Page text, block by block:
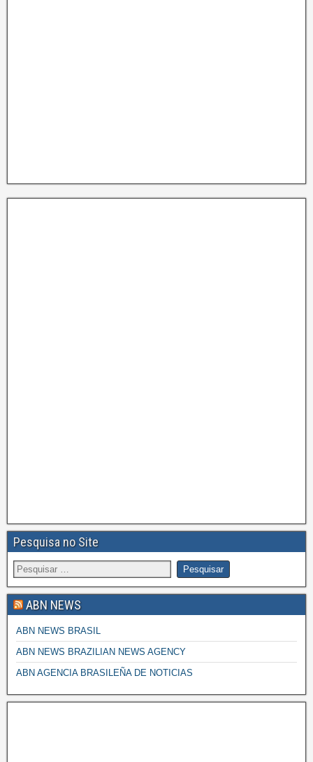
Pesquisa no Site
ABN NEWS
ABN NEWS BRASIL
ABN NEWS BRAZILIAN NEWS AGENCY
ABN AGENCIA BRASILEÑA DE NOTICIAS